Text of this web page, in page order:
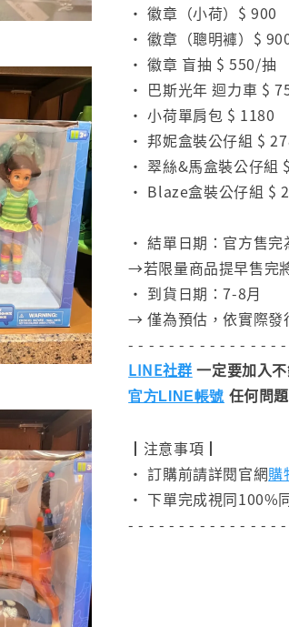
• 徽章（小荷）$ 900
• 徽章（聰明褲）$
• 徽章 盲抽 $ 550/抽
• 巴斯光年 迴力車 $
• 小荷單肩包 $ 1180
• 邦妮盒裝公仔組 $
• 翠絲&馬盒裝公仔組
• Blaze盒裝公仔組 $
• 結單日期：官方售完
→若限量商品提早售完
• 到貨日期：7-8月
→ 僅為預估，依實際發
- - - - - - - - - - - - - - -
LINE社群 一定要加入
官方LINE帳號 任何問
┃注意事項┃
• 訂購前請詳閱官網購
• 下單完成視同100%
- - - - - - - - - - - - - - -